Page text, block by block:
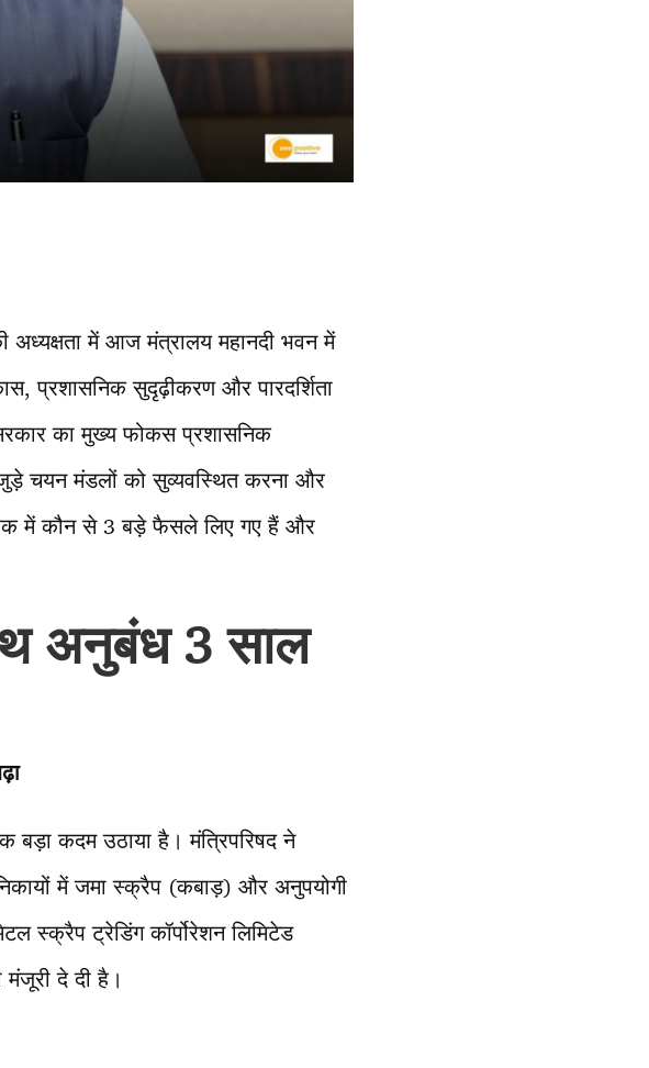
में आज मंत्रालय महानदी भवन में
प्रशासनिक सुदृढ़ीकरण और पारदर्शिता
का मुख्य फोकस प्रशासनिक
चयन मंडलों को सुव्यवस्थित करना और
में कौन से 3 बड़े फैसले लिए गए हैं और
अनुबंध 3 साल
बड़ा कदम उठाया है। मंत्रिपरिषद ने
में जमा स्क्रैप (कबाड़) और अनुपयोगी
स्क्रैप ट्रेडिंग कॉर्पोरेशन लिमिटेड
दे दी है।